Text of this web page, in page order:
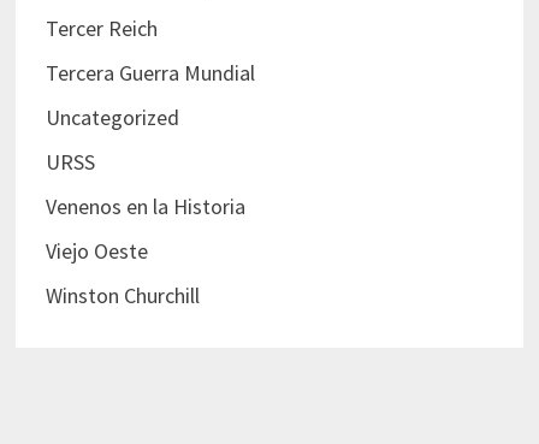
Tercer Reich
Tercera Guerra Mundial
Uncategorized
URSS
Venenos en la Historia
Viejo Oeste
Winston Churchill